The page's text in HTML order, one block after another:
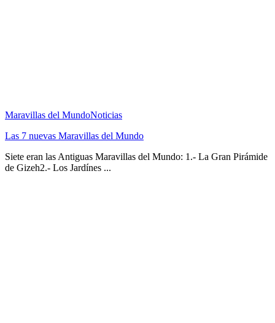
Maravillas del MundoNoticias
Las 7 nuevas Maravillas del Mundo
Siete eran las Antiguas Maravillas del Mundo: 1.- La Gran Pirámide
de Gizeh2.- Los Jardínes ...